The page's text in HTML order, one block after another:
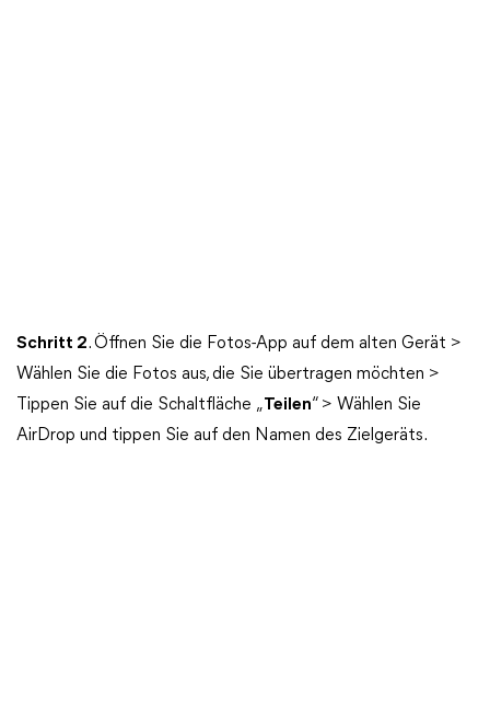
Schritt 2. Öffnen Sie die Fotos-App auf dem alten Gerät >
Wählen Sie die Fotos aus, die Sie übertragen möchten >
Tippen Sie auf die Schaltfläche „Teilen“ > Wählen Sie
AirDrop und tippen Sie auf den Namen des Zielgeräts.